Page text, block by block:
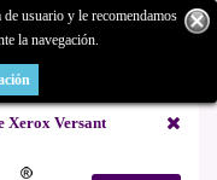
una de ocasión y no la
Xerox Versant
usuario y le recomendamos
la navegación.